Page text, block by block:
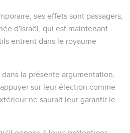
ses effets sont passagers,
d'Israël, qui est maintenant
entrent dans le royaume
la présente argumentation,
sur leur élection comme
ne saurait leur garantir le